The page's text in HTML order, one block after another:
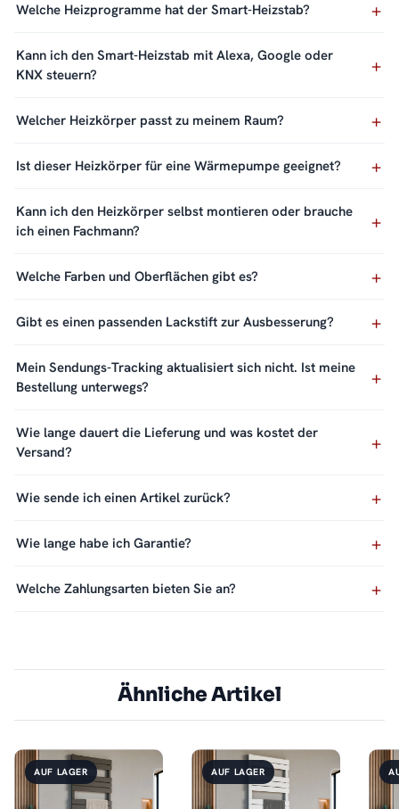
Welche Heizprogramme hat der Smart-Heizstab?
Kann ich den Smart-Heizstab mit Alexa, Google oder
KNX steuern?
Welcher Heizkörper passt zu meinem Raum?
Ist dieser Heizkörper für eine Wärmepumpe geeignet?
Kann ich den Heizkörper selbst montieren oder brauche
ich einen Fachmann?
Welche Farben und Oberflächen gibt es?
Gibt es einen passenden Lackstift zur Ausbesserung?
Mein Sendungs-Tracking aktualisiert sich nicht. Ist meine
Bestellung unterwegs?
Wie lange dauert die Lieferung und was kostet der
Versand?
Wie sende ich einen Artikel zurück?
Wie lange habe ich Garantie?
Welche Zahlungsarten bieten Sie an?
Ähnliche Artikel
AUF LAGER AUF LAGER